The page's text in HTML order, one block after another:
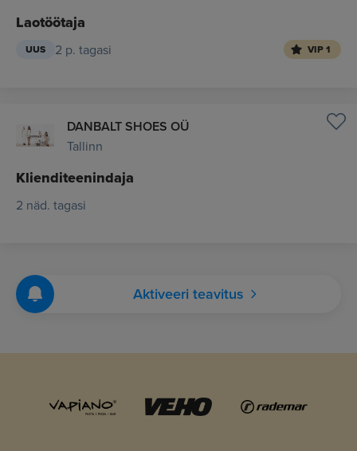
Laotöötaja
UUS 2 p. tagasi VIP 1
DANBALT SHOES OÜ
Tallinn
Klienditeenindaja
2 näd. tagasi
Aktiveeri teavitus